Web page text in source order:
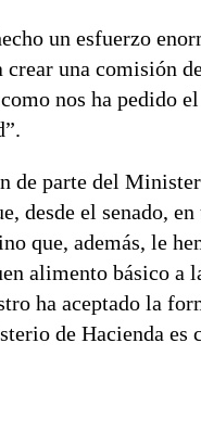
un esfuerzo
crear una comisión
nos ha pedido
de parte del
desde el senado, en
que, además, le
alimento básico a
ha aceptado la
de Hacienda es